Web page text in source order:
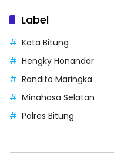
Label
Kota Bitung
Hengky Honandar
Randito Maringka
Minahasa Selatan
Polres Bitung